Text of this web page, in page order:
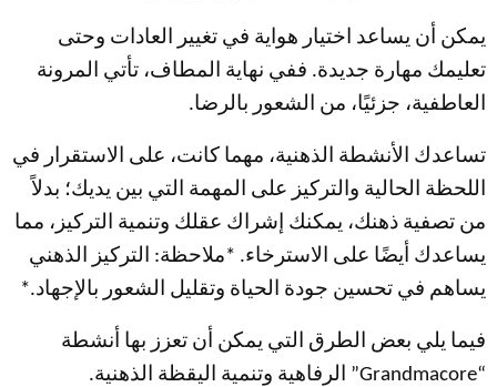
يمكن أن يساعد اختيار هواية في تغيير العادات وحتى
تعليمك مهارة جديدة. ففي نهاية المطاف، تأتي المرونة
العاطفية، جزئيًا، من الشعور بالرضا.
تساعدك الأنشطة الذهنية، مهما كانت، على الاستقرار في
اللحظة الحالية والتركيز على المهمة التي بين يديك؛ بدلاً
من تصفية ذهنك، يمكنك إشراك عقلك وتنمية التركيز، مما
يساعدك أيضًا على الاسترخاء. *ملاحظة: التركيز الذهني
يساهم في تحسين جودة الحياة وتقليل الشعور بالإجهاد.*
فيما يلي بعض الطرق التي يمكن أن تعزز بها أنشطة
“Grandmacore” الرفاهية وتنمية اليقظة الذهنية.